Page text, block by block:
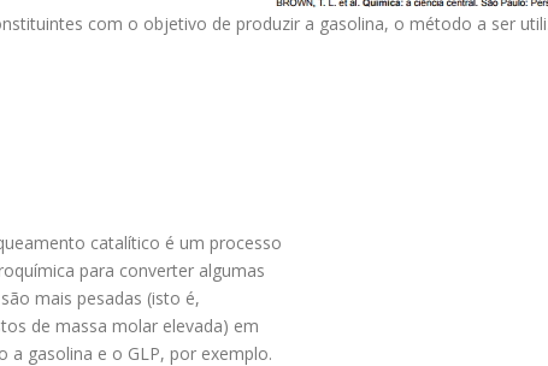
com o objetivo de produzir a gasolina, o método a ser
catalítico é um processo
para converter algumas
mais pesadas (isto é,
de massa molar elevada) em
a gasolina e o GLP, por exemplo.